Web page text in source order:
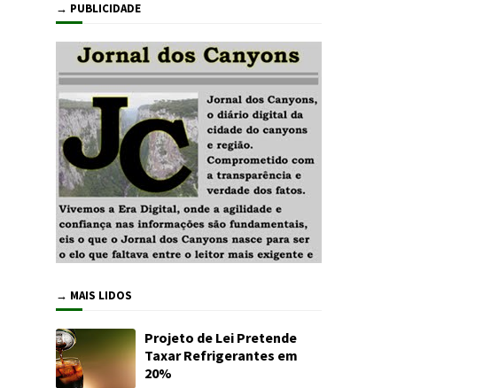
→ PUBLICIDADE
→ MAIS LIDOS
Projeto de Lei Pretende
Taxar Refrigerantes em
20%